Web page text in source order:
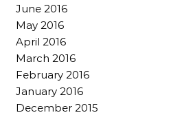
June 2016
May 2016
April 2016
March 2016
February 2016
January 2016
December 2015